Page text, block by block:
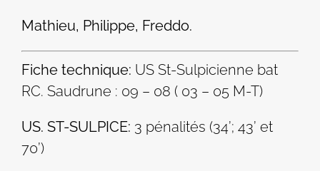
Mathieu, Philippe, Freddo.
Fiche technique: US St-Sulpicienne bat
RC. Saudrune : 09 – 08 ( 03 – 05 M-T)
US. ST-SULPICE: 3 pénalités (34’; 43’ et
70’)